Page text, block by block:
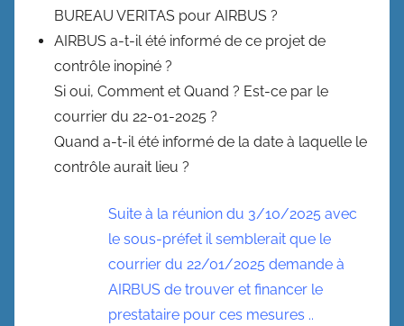
BUREAU VERITAS pour AIRBUS ?
AIRBUS a-t-il été informé de ce projet de
contrôle inopiné ?
Si oui, Comment et Quand ? Est-ce par le
courrier du 22-01-2025 ?
Quand a-t-il été informé de la date à laquelle le
contrôle aurait lieu ?
Suite à la réunion du 3/10/2025 avec
le sous-préfet il semblerait que le
courrier du 22/01/2025 demande à
AIRBUS de trouver et financer le
prestataire pour ces mesures ..